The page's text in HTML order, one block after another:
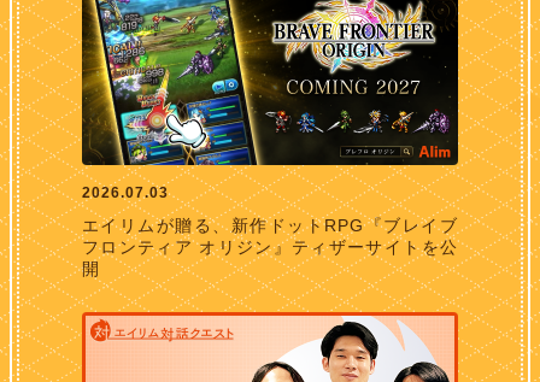
2026.07.03
エイリムが贈る、新作ドットRPG『ブレイブ
フロンティア オリジン』ティザーサイトを公
開